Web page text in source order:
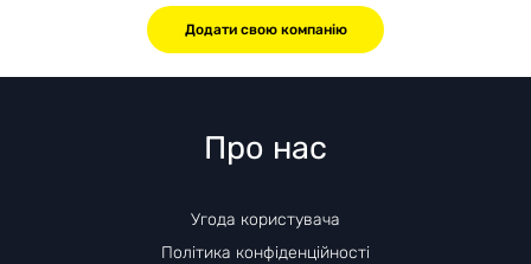
Додати свою компанію
Про нас
Угода користувача
Політика конфіденційності